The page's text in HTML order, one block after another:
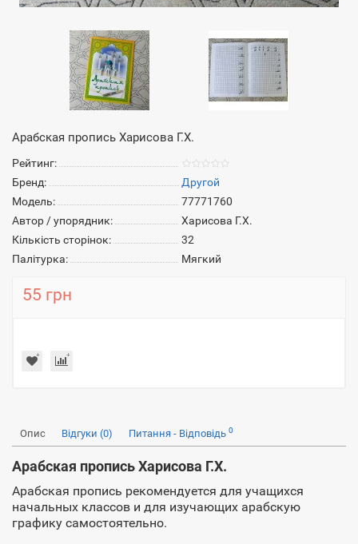
Арабская пропись Харисова Г.Х.
Рейтинг:
Бренд:
Другой
Модель:
77771760
Автор / упорядник:
Харисова Г.Х.
Кількість сторінок:
32
Палітурка:
Мягкий
55 грн
Опис Відгуки (0) Питання - Відповідь 0
Арабская пропись Харисова Г.Х.
Арабская пропись рекомендуется для учащихся
начальных классов и для изучающих арабскую
графику самостоятельно.